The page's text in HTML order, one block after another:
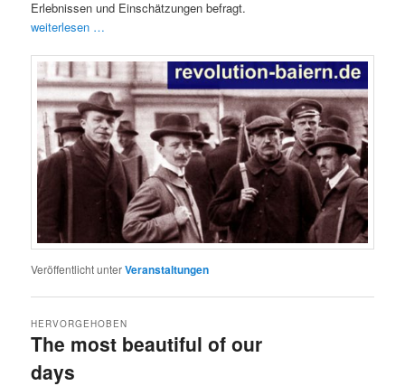
Erlebnissen und Einschätzungen befragt.
weiterlesen …
Veröffentlicht unterVeranstaltungen
The most beautiful of our
days
HERVORGEHOBEN